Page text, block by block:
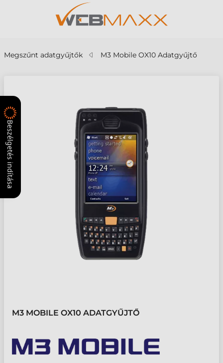
Megszűnt adatgyűjtők M3 Mobile OX10 Adatgyűjtő
M3 MOBILE OX10 ADATGYŰJTŐ
Beszélgetés indítása